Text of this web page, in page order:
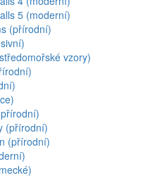
5 (moderní)
(přírodní)
vzory)
(přírodní)
(přírodní)